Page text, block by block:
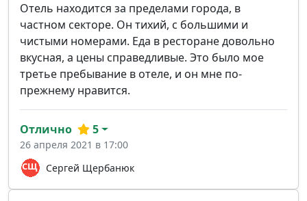
Отель находится за пределами города, в
частном секторе. Он тихий, с большими и
чистыми номерами. Еда в ресторане довольно
вкусная, а цены справедливые. Это было мое
третье пребывание в отеле, и он мне по-
прежнему нравится.
Сергей Щербанюк
Отлично 5
26 апреля 2021 в 17:00